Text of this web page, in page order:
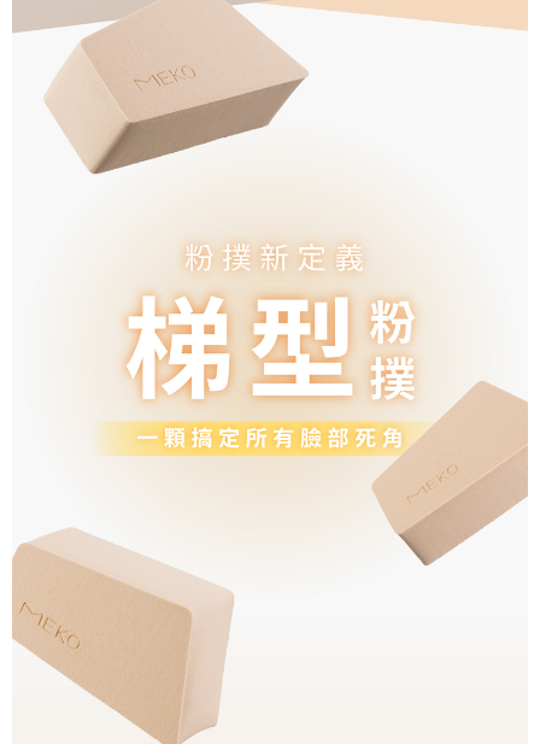
４．使用「AFTEE先享後付」時，將依據個別帳號之用戶狀況，依本公司即
時審查核予不同之上限額度；若仍有額度不足之情形，本公司將視審查結果
請求用戶進行身份認證。
５．嚴禁一人註冊多個帳號或使用他人資訊註冊。若發現惡意使用之情形，
恩沛科技股份有限公司將有權停止該用戶之使用額度並採取法律行動。